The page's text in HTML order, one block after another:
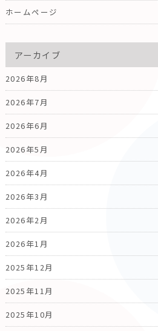
ホームページ
アーカイブ
2026年8月
2026年7月
2026年6月
2026年5月
2026年4月
2026年3月
2026年2月
2026年1月
2025年12月
2025年11月
2025年10月